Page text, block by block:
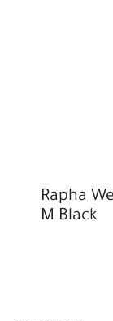
Rapha
M Black